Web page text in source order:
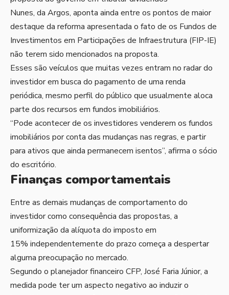
Nunes, da Argos, aponta ainda entre os pontos de maior
destaque da reforma apresentada o fato de os Fundos de
Investimentos em Participações de Infraestrutura (FIP-IE)
não terem sido mencionados na proposta.
Esses são veículos que muitas vezes entram no radar do
investidor em busca do pagamento de uma renda
periódica, mesmo perfil do público que usualmente aloca
parte dos recursos em fundos imobiliários.
“Pode acontecer de os investidores venderem os fundos
imobiliários por conta das mudanças nas regras, e partir
para ativos que ainda permanecem isentos”, afirma o sócio
do escritório.
Finanças comportamentais
Entre as demais mudanças de comportamento do
investidor como consequência das propostas, a
uniformização da alíquota do imposto em
15% independentemente do prazo começa a despertar
alguma preocupação no mercado.
Segundo o planejador financeiro CFP, José Faria Júnior, a
medida pode ter um aspecto negativo ao induzir o